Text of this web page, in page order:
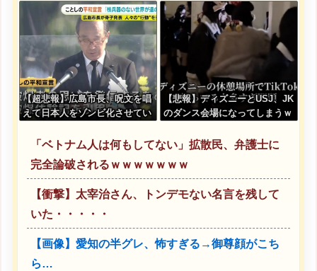
【超悲報】広島市長、呪文を唱
えて日本人をゾンビ化させてい
【悲報】ディズニーとUSJ、JK
のダンス会場になってしまうｗ
「ベトナム人は何もしてない」拡散民、弁護士に
完全論破されるｗｗｗｗｗｗｗ
【衝撃】太宰治さん、トンデモない名言を残して
いた・・・・・
【画像】愛知の半グレ、怖すぎる→御尊顔がこち
ら…